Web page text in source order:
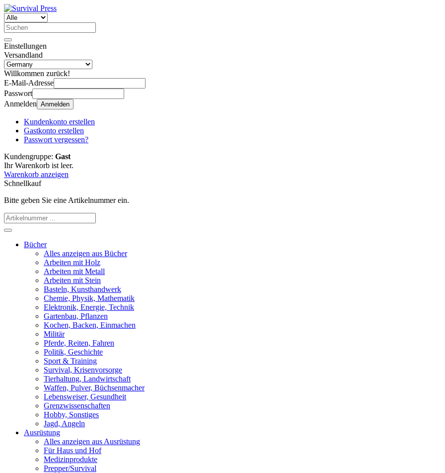
Einstellungen
Versandland
Willkommen zurück!
E-Mail-Adresse
Passwort
Anmelden Anmelden
Kundenkonto erstellen
Gastkonto erstellen
Passwort vergessen?
Kundengruppe: Gast
Ihr Warenkorb ist leer.
Warenkorb anzeigen
Schnellkauf
Bitte geben Sie eine Artikelnummer ein.
Bücher
Alles anzeigen aus Bücher
Arbeiten mit Holz
Arbeiten mit Metall
Arbeiten mit Stein
Basteln, Kunsthandwerk
Chemie, Physik, Mathematik
Elektronik, Energie, Technik
Gartenbau, Pflanzen
Kochen, Backen, Einmachen
Militär
Pferde, Reiten, Fahren
Politik, Geschichte
Sport & Training
Survival, Krisenvorsorge
Tierhaltung, Landwirtschaft
Waffen, Pulver, Büchsenmacher
Lebensweiser, Gesundheit
Grenzwissenschaften
Hobby, Sonstiges
Jagd, Angeln
Ausrüstung
Alles anzeigen aus Ausrüstung
Für Haus und Hof
Medizinprodukte
Prepper/Survival